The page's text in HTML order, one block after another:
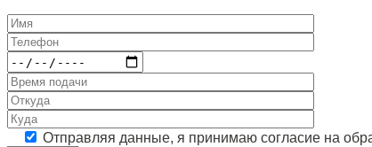
Отправляя данные, я принимаю согласие на